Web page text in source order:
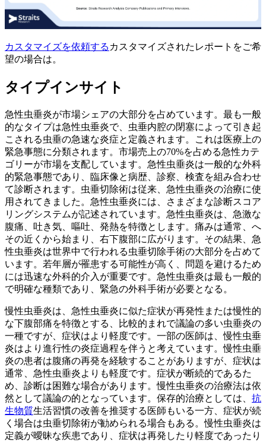
カスタマイズを依頼する カスタマイズされたレポートをご希
望の場合は。
タイプインサイト
急性虫垂炎が市場シェアの大部分を占めています。最も一般
的なタイプは急性虫垂炎で、虫垂内腔の閉塞によって引き起
こされる虫垂の急速な炎症と定義されます。これは医療上の
緊急事態に分類されます。市場売上の70%を占める急性カテ
ゴリーが市場を支配しています。急性虫垂炎は一般的な外科
的緊急事態であり、臨床像と病歴、診察、検査を組み合わせ
て診断されます。虫垂切除術は従来、急性虫垂炎の治療に使
用されてきました。急性虫垂炎には、さまざまな診断スコア
リングシステムが記述されています。急性虫垂炎は、急激な
腹痛、吐き気、嘔吐、発熱を特徴とします。痛みは通常、へ
その近くから始まり、右下腹部に広がります。その結果、急
性虫垂炎は世界中で行われる虫垂切除手術の大部分を占めて
います。若年層が罹患する可能性が高く、問題を避けるため
には迅速な外科的介入が重要です。急性虫垂炎は最も一般的
で明確な種類であり、緊急の外科手術が必要となる。
慢性虫垂炎は、急性虫垂炎に似た症状が再発性または慢性的
な下腹部痛を特徴とする、比較的まれで議論の多い虫垂炎の
一種ですが、症状はより軽度です。一部の医師は、慢性虫垂
炎はより進行性の炎症過程を伴うと考えています。慢性虫垂
炎の患者は腹痛の再発を経験することがありますが、症状は
通常、急性虫垂炎よりも軽度です。症状が断続的であるた
め、診断は困難な場合があります。慢性虫垂炎の治療法は依
然として議論の的となっています。保存的治療としては、 抗
生物質生活習慣の改善を推奨する医師もいる一方、症状が続
く場合は虫垂切除術が勧められる場合もある。慢性虫垂炎は
定義が曖昧な疾患であり、症状は再発したり軽度であったり